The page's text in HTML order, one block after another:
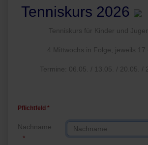
Tenniskurs 2026
Tenniskurs für Kinder und
4 Mittwochs in Folge, jeweils 17
Termine: 06.05. / 13.05. / 20.05. /
Pflichtfeld *
Nachname